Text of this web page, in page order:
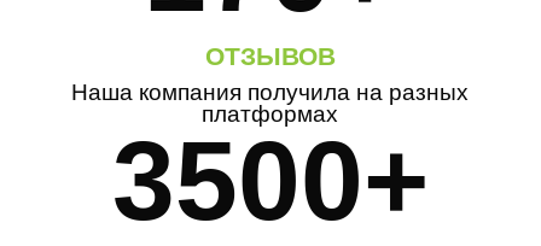
ОТЗЫВОВ
Наша компания получила на разных
платформах
3500+